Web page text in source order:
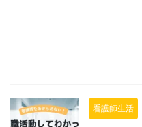
看護師生活